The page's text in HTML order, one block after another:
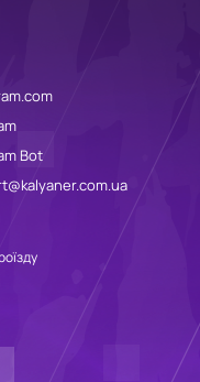
Bot